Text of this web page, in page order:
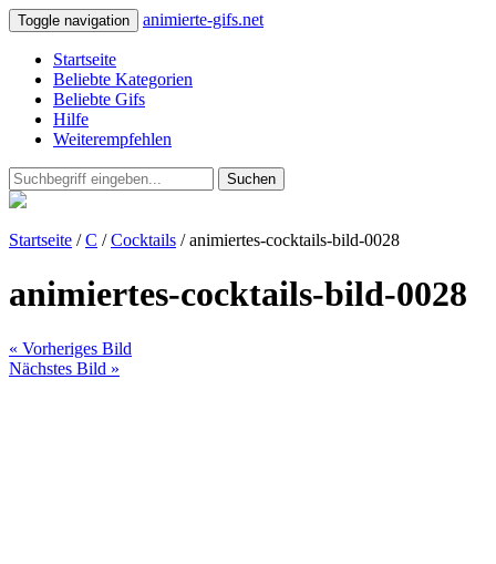
Toggle navigation animierte-gifs.net
Startseite
Beliebte Kategorien
Beliebte Gifs
Hilfe
Weiterempfehlen
Suchen
Startseite /C /Cocktails / animiertes-cocktails-bild-0028
animiertes-cocktails-bild-0028
« Vorheriges Bild
Nächstes Bild »